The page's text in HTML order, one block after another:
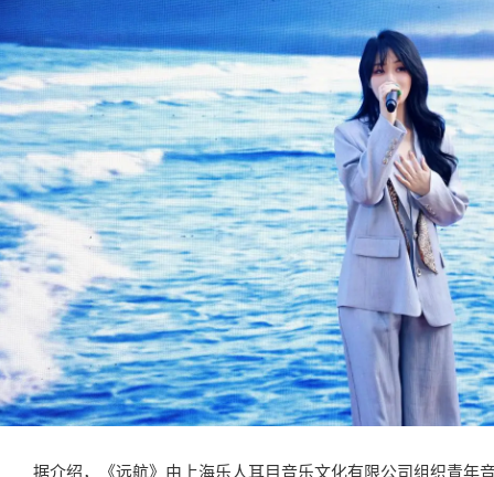
据介绍，《远航》由上海乐人耳目音乐文化有限公司组织青年